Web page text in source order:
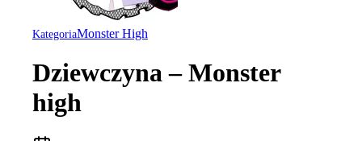
KategoriaMonster High
Dziewczyna – Monster
high